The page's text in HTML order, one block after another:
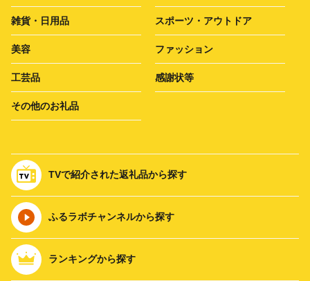
雑貨・日用品 スポーツ・アウトドア
美容 ファッション
工芸品 感謝状等
その他のお礼品
TVで紹介された返礼品から探す
ふるラボチャンネルから探す
ランキングから探す